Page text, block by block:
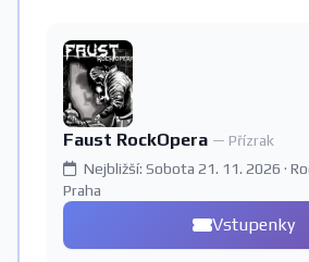
Faust RockOpera — Přízrak
Nejbližší: Sobota 21. 11. 2026 ·
Praha
Vstupenky